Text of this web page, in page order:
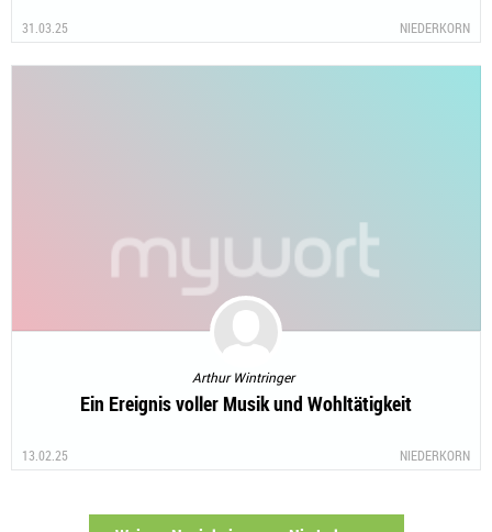
31.03.25 NIEDERKORN
Arthur Wintringer
Ein Ereignis voller Musik und Wohltätigkeit
13.02.25 NIEDERKORN